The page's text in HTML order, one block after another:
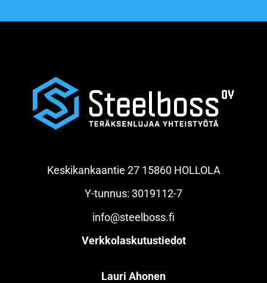
Keskikankaantie 27 15860 HOLLOLA
Y-tunnus: 3019112-7
info@steelboss.fi
Verkkolaskutustiedot
Lauri Ahonen